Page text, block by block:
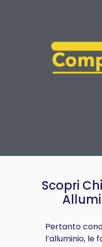
Scopri
Pertanto
l’alluminio,